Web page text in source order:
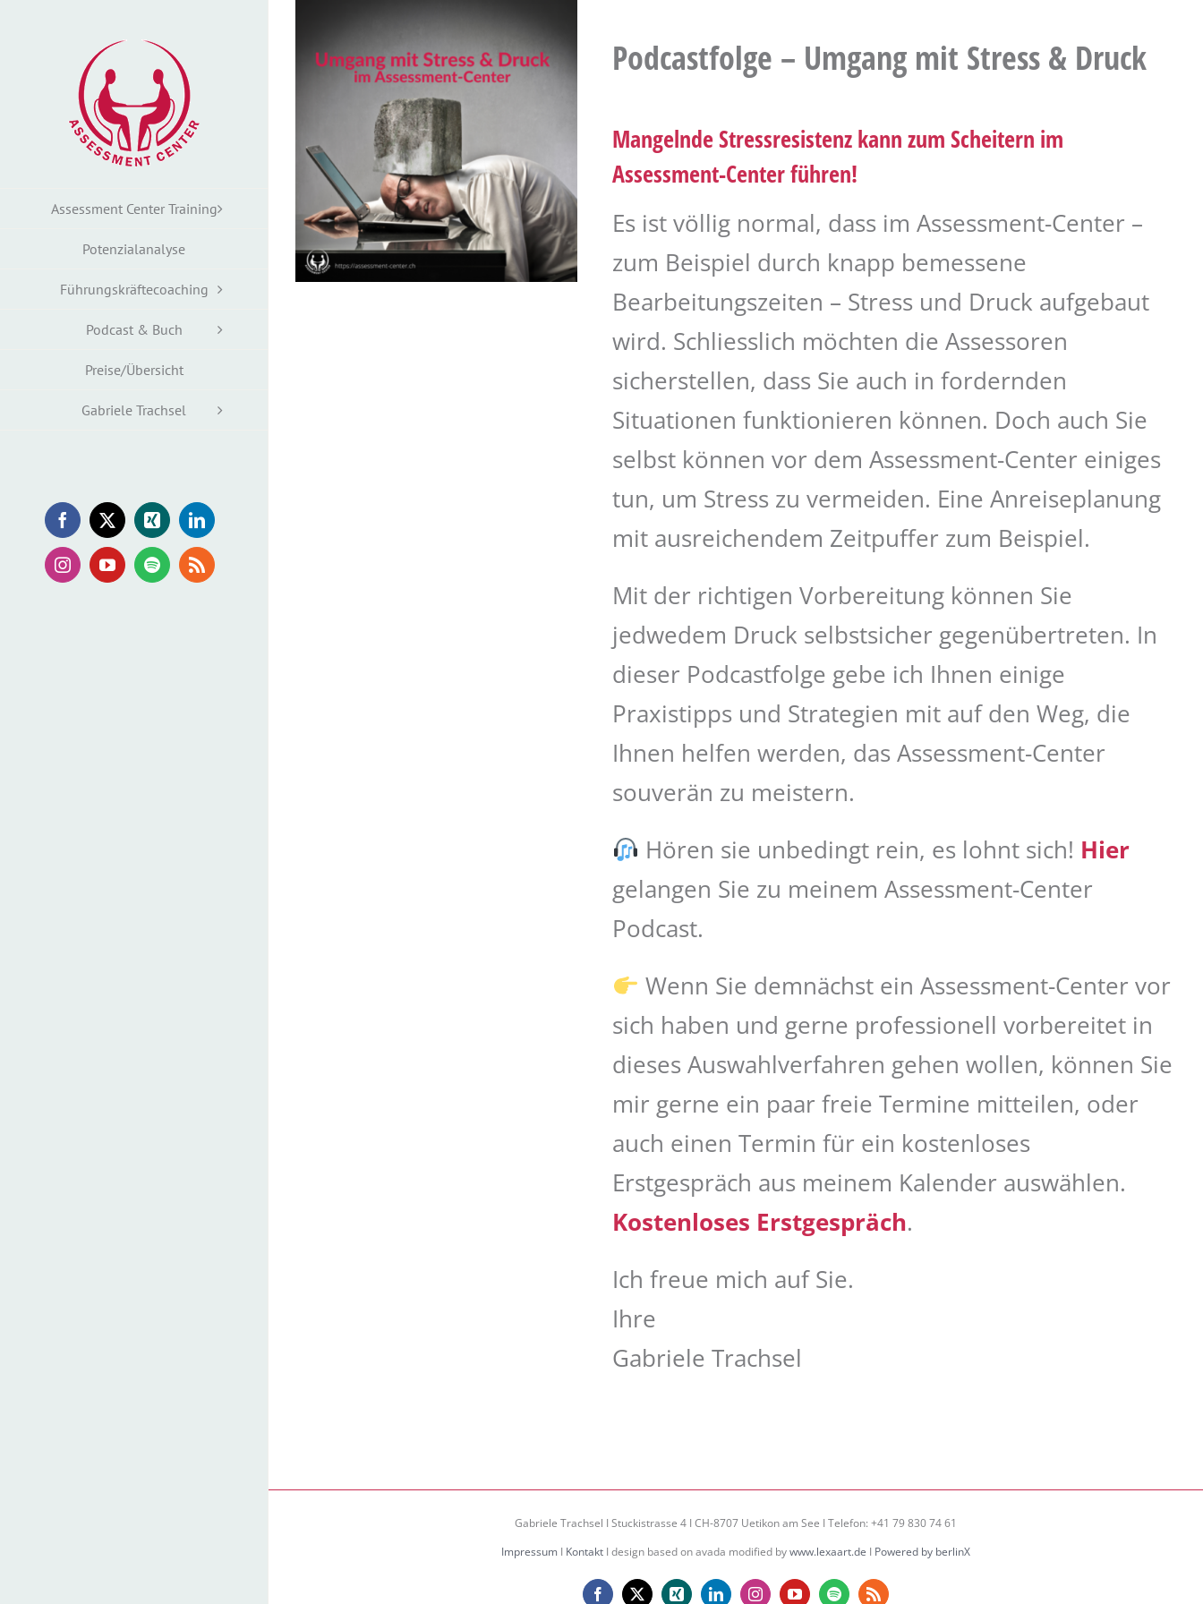
Assessment Center Training
Potenzialanalyse
Führungskräftecoaching
Podcast & Buch
Preise/Übersicht
Gabriele Trachsel
Facebook
X Xing LinkedIn
InstagramYouTubeSpotifyRss
Podcastfolge – Umgang mit Stress & Druck
Mangelnde Stressresistenz kann zum Scheitern im
Assessment-Center führen!
Es ist völlig normal, dass im Assessment-Center –
zum Beispiel durch knapp bemessene
Bearbeitungszeiten – Stress und Druck aufgebaut
wird. Schliesslich möchten die Assessoren
sicherstellen, dass Sie auch in fordernden
Situationen funktionieren können. Doch auch Sie
selbst können vor dem Assessment-Center einiges
tun, um Stress zu vermeiden. Eine Anreiseplanung
mit ausreichendem Zeitpuffer zum Beispiel.
Mit der richtigen Vorbereitung können Sie
jedwedem Druck selbstsicher gegenübertreten. In
dieser Podcastfolge gebe ich Ihnen einige
Praxistipps und Strategien mit auf den Weg, die
Ihnen helfen werden, das Assessment-Center
souverän zu meistern.
Hören sie unbedingt rein, es lohnt sich! Hier
gelangen Sie zu meinem Assessment-Center
Podcast.
Wenn Sie demnächst ein Assessment-Center vor
sich haben und gerne professionell vorbereitet in
dieses Auswahlverfahren gehen wollen, können Sie
mir gerne ein paar freie Termine mitteilen, oder
auch einen Termin für ein kostenloses
Erstgespräch aus meinem Kalender auswählen.
Kostenloses Erstgespräch.
Ich freue mich auf Sie.
Ihre
Gabriele Trachsel
Gabriele Trachsel I Stuckistrasse 4 I CH-8707 Uetikon am See I Telefon: +41 79 830 74 61
Impressum I Kontakt I design based on avada modified bywww.lexaart.de I Powered by berlinX
Facebook
X Xing LinkedInInstagramYouTubeSpotifyRss